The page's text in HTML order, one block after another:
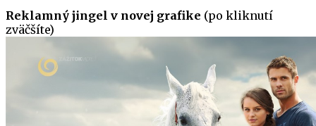
Reklamný jingel v novej grafike (po kliknutí
zväčšíte)